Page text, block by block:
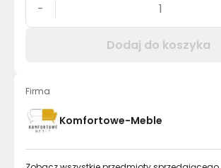
-
Dodaj do koszyka
Firma
Komfortowe-Meble